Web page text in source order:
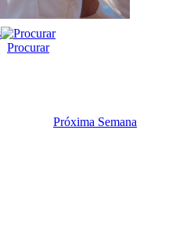
Procurar
Próxima Semana